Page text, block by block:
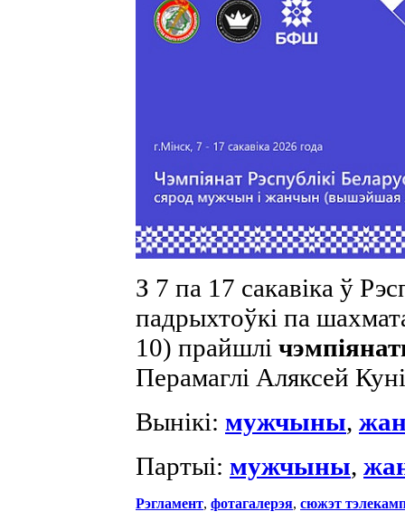
З 7 па 17 сакавіка ў
падрыхтоўкі па
10) прайшлі
Перамаглі Аляксей
Вынікі: мужчыны,
Партыі: мужчыны,
Рэгламент, фотагалерэя, сюжэт